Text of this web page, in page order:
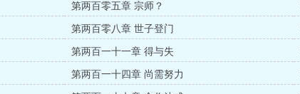
第两百零五章 宗师？
第两百零八章 世子登门
第两百一十一章 得与失
第两百一十四章 尚需努力